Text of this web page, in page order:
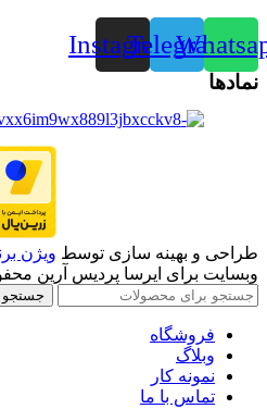
Telegram
Instagram
نمادها
طراحی و بهینه سازی توسط ویژن
وبسایت برای ایرسا پردیس آرین
فروشگاه
وبلاگ
نمونه کار
تماس با ما